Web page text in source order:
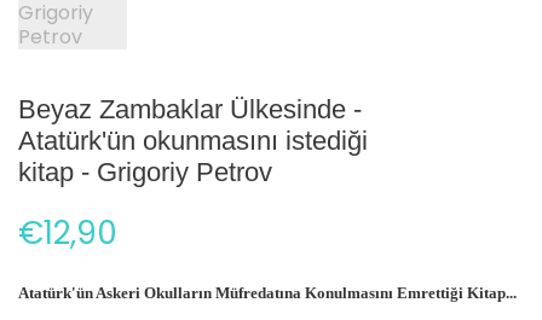
Beyaz Zambaklar Ülkesinde -
Atatürk'ün okunmasını istediği
kitap - Grigoriy Petrov
€12,90
Atatürk'ün Askeri Okulların Müfredatına Konulmasını Emrettiği Kitap...